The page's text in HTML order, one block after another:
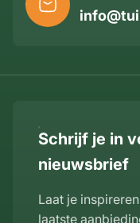
Schrijf je in
nieuwsbrief
Laat je
laatste